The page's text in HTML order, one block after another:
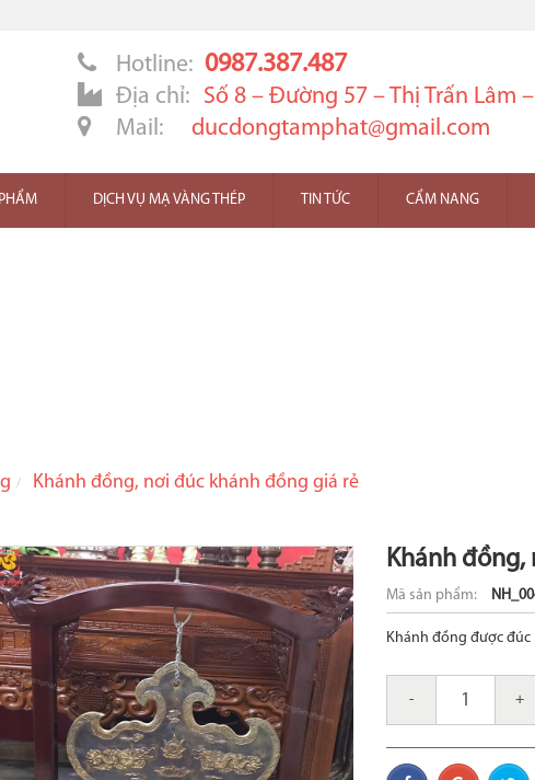
Hotline: 0987.387.487
Địa chỉ:
Số 8 – Đường 57 – Thị Trấn Lâm
Mail:
ducdongtamphat@gmail.com
DỊCH VỤ MẠ VÀNG THÉP TIN TỨC CẨM NANG
Khánh đồng, nơi đúc khánh đồng giá rẻ
Khánh đồng,
Mã sản phẩm:
Khánh đồng được
- +